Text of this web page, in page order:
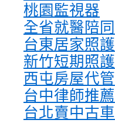
桃園監視器
全省就醫陪同
台東居家照護
新竹短期照護
西屯房屋代管
台中律師推薦
台北賣中古車